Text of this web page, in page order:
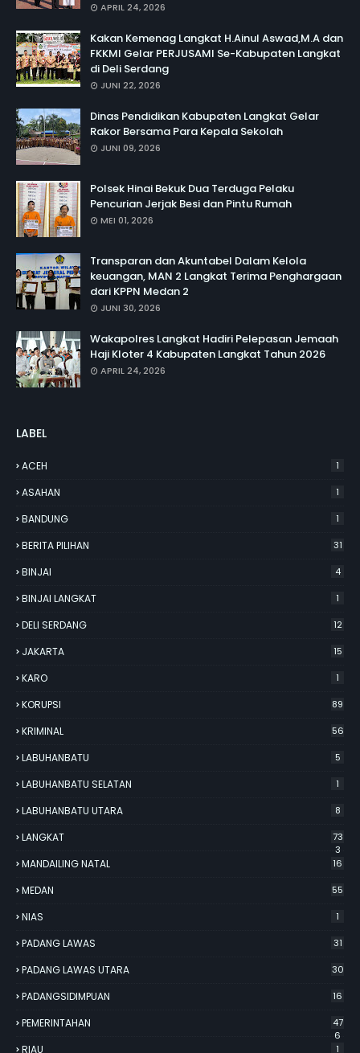
APRIL 24, 2026
Kakan Kemenag Langkat H.Ainul Aswad,M.A dan
FKKMI Gelar PERJUSAMI Se-Kabupaten Langkat
di Deli Serdang
JUNI 22, 2026
Dinas Pendidikan Kabupaten Langkat Gelar
Rakor Bersama Para Kepala Sekolah
JUNI 09, 2026
Polsek Hinai Bekuk Dua Terduga Pelaku
Pencurian Jerjak Besi dan Pintu Rumah
MEI 01, 2026
Transparan dan Akuntabel Dalam Kelola
keuangan, MAN 2 Langkat Terima Penghargaan
dari KPPN Medan 2
JUNI 30, 2026
Wakapolres Langkat Hadiri Pelepasan Jemaah
Haji Kloter 4 Kabupaten Langkat Tahun 2026
APRIL 24, 2026
LABEL
ACEH 1
ASAHAN 1
BANDUNG 1
BERITA PILIHAN 31
BINJAI 4
BINJAI LANGKAT 1
DELI SERDANG 12
JAKARTA 15
KARO 1
KORUPSI 89
KRIMINAL 56
LABUHANBATU 5
LABUHANBATU SELATAN 1
LABUHANBATU UTARA 8
LANGKAT
73
3
MANDAILING NATAL 16
MEDAN 55
NIAS 1
PADANG LAWAS 31
PADANG LAWAS UTARA 30
PADANGSIDIMPUAN 16
PEMERINTAHAN
47
6
RIAU 1